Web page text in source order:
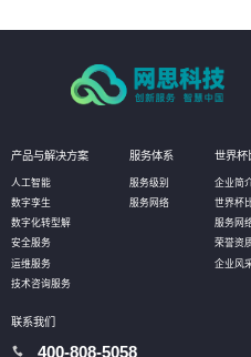
产品与解决方案
人工智能
数字孪生
数字化转型解
安全服务
运维服务
技术咨询服务
服务体系
服务级别
服务网络
世界杯
企业简
世界杯
服务网
荣誉资
企业风
联系我们
400-808-5058